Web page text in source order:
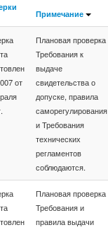
Примечание
от
Плановая проверка
Требования к
выдаче
свидетельства о
допуске, правила
саморегулирования
и Требования
технических
регламентов
соблюдаются.
Плановая проверка
Требования и
правила выдачи